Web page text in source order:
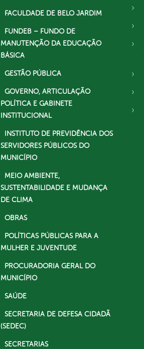
FACULDADE DE BELO JARDIM
FUNDEB – FUNDO DE
MANUTENÇÃO DA EDUCAÇÃO
BÁSICA
GESTÃO PÚBLICA
GOVERNO, ARTICULAÇÃO
POLÍTICA E GABINETE
INSTITUCIONAL
INSTITUTO DE PREVIDÊNCIA DOS
SERVIDORES PÚBLICOS DO
MUNICÍPIO
MEIO AMBIENTE,
SUSTENTABILIDADE E MUDANÇA
DE CLIMA
OBRAS
POLÍTICAS PÚBLICAS PARA A
MULHER E JUVENTUDE
PROCURADORIA GERAL DO
MUNICÍPIO
SAÚDE
SECRETARIA DE DEFESA CIDADÃ
(SEDEC)
SECRETARIAS